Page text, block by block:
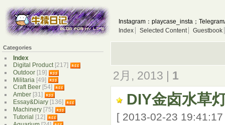
Instagram：playcase_insta；
Index
Selected Content Guestbook
2月, 2013 | 1
DIY金卤水草
[ 2013-02-23
Categories
Index
Digital Product[217]
Outdoor [19]
Militaria [49]
Craft Beer [54]
Amber [31]
Essay&Diary [136]
Machinery [75]
Tutorial [12]